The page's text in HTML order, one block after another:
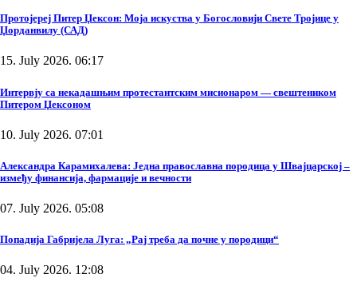
Протојереј Питер Џексон: Моја искуства у Богословији Свете Тројице у
Џорданвилу (САД)
15. July 2026. 06:17
Интервју са некадашњим протестантским мисионаром — свештеником
Питером Џексоном
10. July 2026. 07:01
Александра Карамихалева: Једна православна породица у Швајцарској –
између финансија, фармације и вечности
07. July 2026. 05:08
Попадија Габријела Луга: „Рај треба да почне у породици“
04. July 2026. 12:08